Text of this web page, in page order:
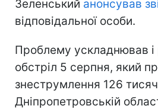
Зеленський анонсував
відповідальної особи.
Проблему ускладнював і
обстріл 5 серпня, який
знеструмлення 126
Дніпропетровській